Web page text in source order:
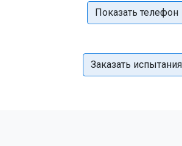
Показать телефон
Заказать испытания